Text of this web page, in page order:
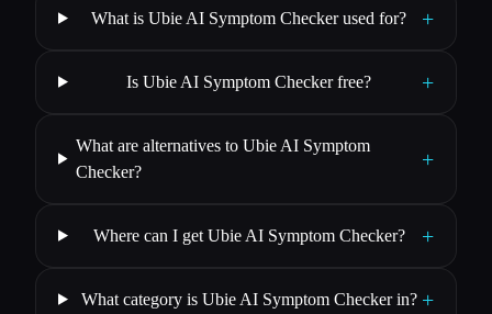
What is Ubie AI Symptom Checker used for? +
Is Ubie AI Symptom Checker free? +
What are alternatives to Ubie AI Symptom
Checker?
+
Where can I get Ubie AI Symptom Checker? +
What category is Ubie AI Symptom Checker in? +